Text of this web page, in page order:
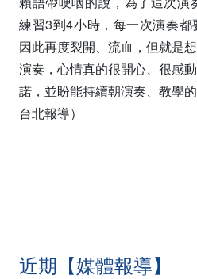
練習3到4小時，每一次演奏
因此再度裂開、流血，但就是
演奏，心情真的很開心、很感
諾，並盼能持續朝演奏、教學
台北報導）
近期【媒體報導】